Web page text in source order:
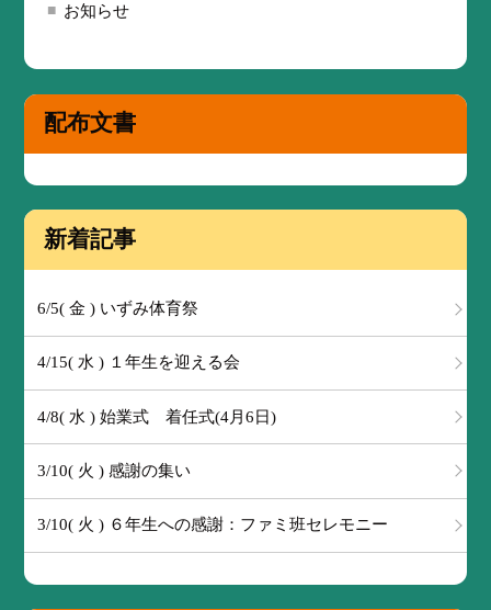
お知らせ
配布文書
新着記事
6/5( 金 ) いずみ体育祭
4/15( 水 ) １年生を迎える会
4/8( 水 ) 始業式 着任式(4月6日)
3/10( 火 ) 感謝の集い
3/10( 火 ) ６年生への感謝：ファミ班セレモニー